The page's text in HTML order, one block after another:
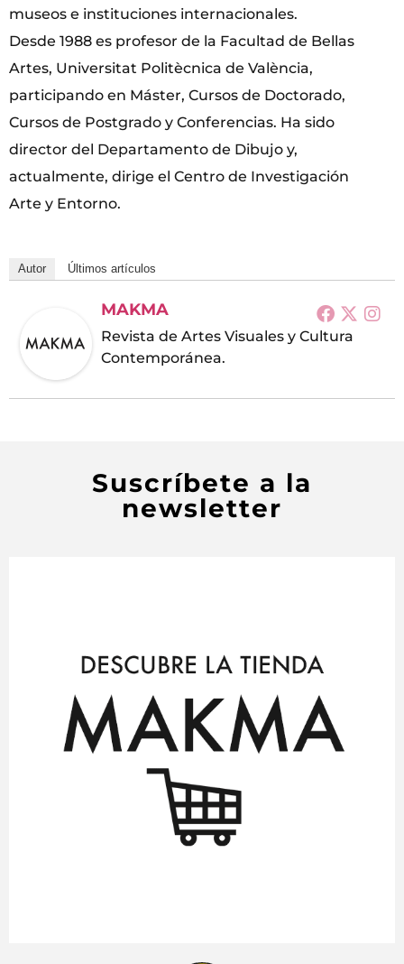
museos e instituciones internacionales.
Desde 1988 es profesor de la Facultad de Bellas
Artes, Universitat Politècnica de València,
participando en Máster, Cursos de Doctorado,
Cursos de Postgrado y Conferencias. Ha sido
director del Departamento de Dibujo y,
actualmente, dirige el Centro de Investigación
Arte y Entorno.
Autor Últimos artículos
MAKMA
Revista de Artes Visuales y Cultura
Contemporánea.
Suscríbete a la
newsletter